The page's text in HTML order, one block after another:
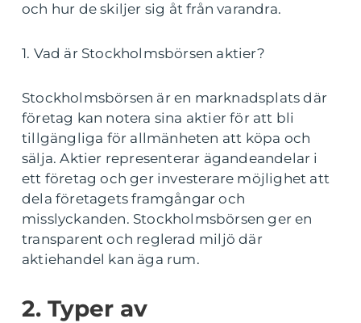
och hur de skiljer sig åt från varandra.
1. Vad är Stockholmsbörsen aktier?
Stockholmsbörsen är en marknadsplats där
företag kan notera sina aktier för att bli
tillgängliga för allmänheten att köpa och
sälja. Aktier representerar ägandeandelar i
ett företag och ger investerare möjlighet att
dela företagets framgångar och
misslyckanden. Stockholmsbörsen ger en
transparent och reglerad miljö där
aktiehandel kan äga rum.
2. Typer av